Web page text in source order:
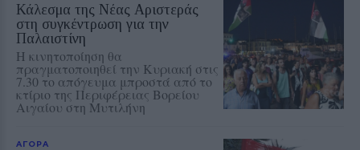
Κάλεσμα της Νέας Αριστεράς
στη συγκέντρωση για την
Παλαιστίνη
Η κινητοποίηση θα
πραγματοποιηθεί την Κυριακή στις
7.30 το απόγευμα μπροστά από το
κτίριο της Περιφέρειας Βορείου
Αιγαίου στη Μυτιλήνη
ΑΓΟΡΑ